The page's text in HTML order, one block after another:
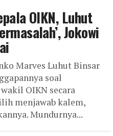
OIKN, Luhut
Jokowi
Marves Luhut Binsar
soal
OIKN secara
menjawab kalem,
Mundurnya...